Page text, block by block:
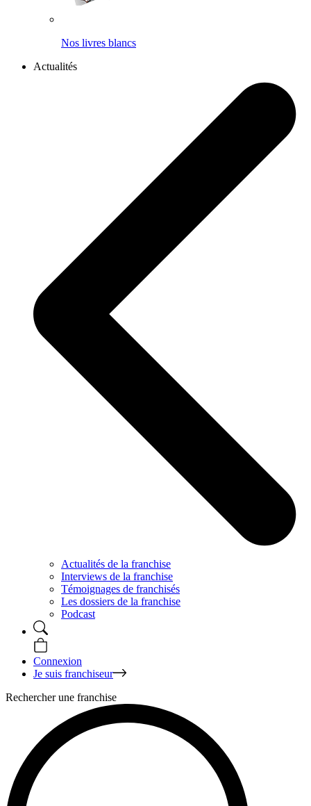
Nos livres blancs
Actualités
Actualités de la franchise
Interviews de la franchise
Témoignages de franchisés
Les dossiers de la franchise
Podcast
Connexion
Je suis franchiseur
Rechercher une franchise